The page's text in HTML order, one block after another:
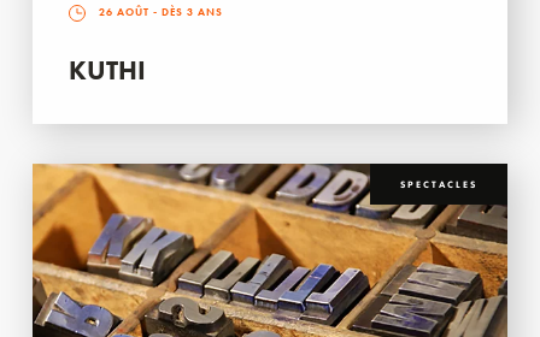
26 AOÛT - DÈS 3 ANS
KUTHI
SPECTACLES